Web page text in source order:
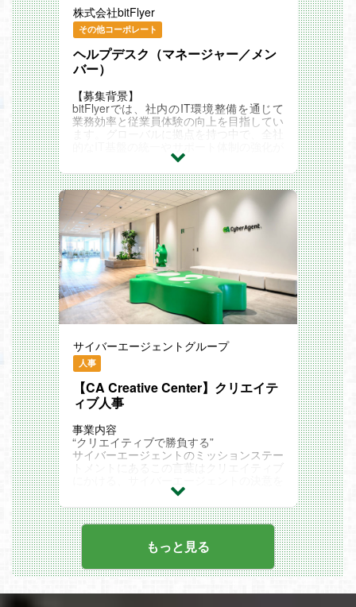
「早くから裁量を持って働きたい」という
方にとって、
成長を加速できるフィールドがここにあり
ます。
◎自社キャラクター・自社IPに関われる
長に深く関与し、
自らの手でヒットを生み出す経験ができま
す。
ゆくゆくは、全国ポップアップショップの
ご一緒に検討できればと思います。
＝＝＝＝＝＝＝＝＝＝＝＝＝＝＝＝＝＝＝
＝＝＝＝＝＝＝＝
◆会社概要｜成長中のエンタメスタートア
ップ企業
『Next Creative Studio』をビジョンに、
IPコンテンツを企画・制作・プロデュース
する会社です。
YouTube・TikTok・webtoonなど新世代の
プラットフォームから
大ヒットIPの創出を目指しています。
YouTube領域においては、総登録者数約1,
200万人。
累計再生回数は150億回、月間再生回数は
8億回を突破。
2024年11月には約10億円の資金調達を実
施し、
ライセンス・ゲーム・音楽などの新規事業
IPの魅力を最大化するための自社メディア
ミックス展開を加速中です。
＝＝＝＝＝＝＝＝＝＝＝＝＝＝＝＝＝＝＝
＝＝＝＝＝＝＝＝
『混血のカレコレ』
チャンネル登録者数270万人
『テイコウペンギン』
チャンネル登録者数190万人
『私立パラの丸高校』
チャンネル登録者数95万人
＝＝＝＝＝＝＝＝＝＝＝＝＝＝＝＝＝＝＝
リエイターが、より良いキャリアを積める
会社です。
■「ヒットIPが生まれる瞬間」に携われま
す
今のPlottは複数の新規ヒットIP立ち上げに
向けて、社内外の多くのクリエイターと協
働しながら走り続けているフェーズ。
業界の最前線で活躍している漫画家さんや
声優さんと共に作品をつくる機会も多々あ
また、Plottではショートアニメの制作だけ
でなく、webtoonやグッズ企画にも積極的
に挑戦。
自分が手がけた世界観が、アニメや漫画、
グッズなどさまざまな形でファンの手に届
きます。
コンテンツを多方面に広げることで、クリ
エイティブディレクターとしての市場価値
を高められます。
＝＝＝＝＝＝＝＝＝＝＝＝＝＝＝＝＝＝＝
＝＝＝＝＝＝＝＝
ップ企業
『Next Creative Studio』をビジョンに、I
Pコンテンツを企画・制作・プロデュース
する会社です。
YouTube・TikTok・webtoonなど新世代の
プラットフォームから大ヒットIPの創出を
YouTube領域においては、総登録者数約1,
200万人。
累計再生回数は150億回、月間再生回数は
8億回を突破。
2024年11月には約10億円の資金調達を実
施し、ライセンス・ゲーム・音楽などの新
規事業へ本格参入。
IPの魅力を最大化するための自社メディア
ミックス展開を加速中です。
＝＝＝＝＝＝＝＝＝＝＝＝＝＝＝＝＝＝＝
＝＝＝＝＝＝＝＝
『混血のカレコレ』
◆広告・PR領域｜IPを活かし他社サービ
スのマーケ課題を解決する部門
月間8億回再生の強みを持つYouTube領域
を中心としたPR動画の提案から、オフラ
インイベントの仕掛けなど自由に企画を提
案。
キャラクターならではの強みを活かし、幅
広い商材を扱います。
広告メニューの開発・代理店とのアライア
◆新規領域 | IPを用いた事業モデルの開発
新たな事業のタネを見つけ、育てるポジシ
ョンです。
2～3年後に数億円規模の事業を創出する
ことを目標に、弊社の未開拓領域での事業
開発をお任せします。
※変更の範囲：会社の定める業務
【会社の雰囲気】
平均年齢28歳。熱量と視座の高い20代～3
0代が中心となり活躍しています。
年齢や経験問わず重要なポストや責任のあ
25歳でマネージャーポジションについて
いるメンバーもいます。
【キャリアイメージ】
入社：IP展開事業部へ配属 2週間の研修
を経てチームへジョイン
6か月：現場でディレクターを経験
1年：新規企画の立ち上げプロデューサー
に抜擢
2年：新規事業責任者としてマネージャー
5年：子会社の立ち上げ～経営に参画
事業責任者としての基礎力を固めることが
できるキャリアルートです。
複数事業を展開しているため、幅広い事業
領域にて立ち上げ・グロースの経験を積む
ことができます。
・私傷病などでの休職社員の手続及び復職
支援
・産業医面談の調整、安全衛生委員会の設
定や議事録
・健康診断やストレスチェックの運営
・所属するパラアスリートの活躍支援を含
めD&I推進業務
・その他産業保健、健康経営に関わる業務
全般
■この仕事の魅力
に繋がる醍醐味を感じていただけます
・現場の意思決定者と直接対話をしながら
採用フロー全体に携わることができます
・生成AIの活用など既存の採用手法にとら
われない業務改善や手法に積極的に関わっ
ていただけます
・入社後の活躍に重点をおいた採用活動の
ため、採用業務以外にも仕事の幅を広げる
ことができます
■AIツール
・Gemini
・ChatGPT
・Claude
■応募資格
・上場会社での産業保健、両立支援業務経
験
・法改正や新規制度立案時における就業規
則や規程の変更及び労働基準監督署への手
続き経験
【歓迎する経験・スキル】
資格をお持ちの方
・プロジェクトリーダーやチームリーダー
の経験
【求める人物像】
・エンターテインメントやクリエイターに
興味、関心をお持ちの方
・問題を的確に取らえ課題を抽出し、課題
解決に向けて主体的に行動できる方
・変化の激しい環境でも前向きにとらえ、
柔軟に対応できる方
・HRtechの活用など業務の効率化や改善
に自ら提案し遂行できる方
られる方
株式会社bitFlyer
その他コーポレート
ヘルプデスク（マネージャー／メン
バー）
【募集背景】
bitFlyerでは、社内のIT環境整備を通じて
業務効率と従業員体験の向上を目指してい
ます。グローバルに拠点を持つ中で、全社
求められており、ヘルプデスク領域を中心
に、ITオペレーションの品質向上に貢献い
ただける方を募集します。
【業務内容】
■社内からのIT問い合わせ対応（トラブル
シューティング、設定作業）
■PC・スマートフォン等の端末キッティン
グ（Windows / Mac / iPhone）
■入退社や異動に伴うIT資産・アカウント
対応
■ドキュメント整備やユーザー自己解決率
向上などのヘルプデスク改善活動
■IT資産管理・アセスメント対応（アプリ
展開、運用管理）
行・権限管理
■デバイス運用・保守（OS制御、設定管
理、ソフトウェア・パッチ配信、GPO設
定など）
■管理プラットフォームにおけるスクリプ
ト・GPOの作成
■外部サポートベンダー／メーカーとの調
整・問い合わせ対応
■新サービス・新機能の検証および展開支
援
サイバーエージェントグループ
人事
【CA Creative Center】クリエイテ
ィブ人事
事業内容
“クリエイティブで勝負する”
サイバーエージェントのミッションステー
トメントにあるこの言葉はクリエイティブ
クリエイティブを会社の競争力にするた
め、新たにCA Creative Center（通称：C
CC）を設立しました。
CCCは、クリエイターのマネジメント
（採用/育成/組織開発)・クオリティ・ブラ
ンディングを一貫して担う組織です。クリ
エイター採用強化に伴い、クリエイティブ
人事として一緒に働く仲間を募集します。
もっと見る